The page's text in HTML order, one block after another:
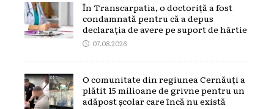
În Transcarpatia, o doctoriță a fost
condamnată pentru că a depus
declarația de avere pe suport de hârtie
07.08.2026
O comunitate din regiunea Cernăuți a
plătit 15 milioane de grivne pentru un
adăpost școlar care încă nu există